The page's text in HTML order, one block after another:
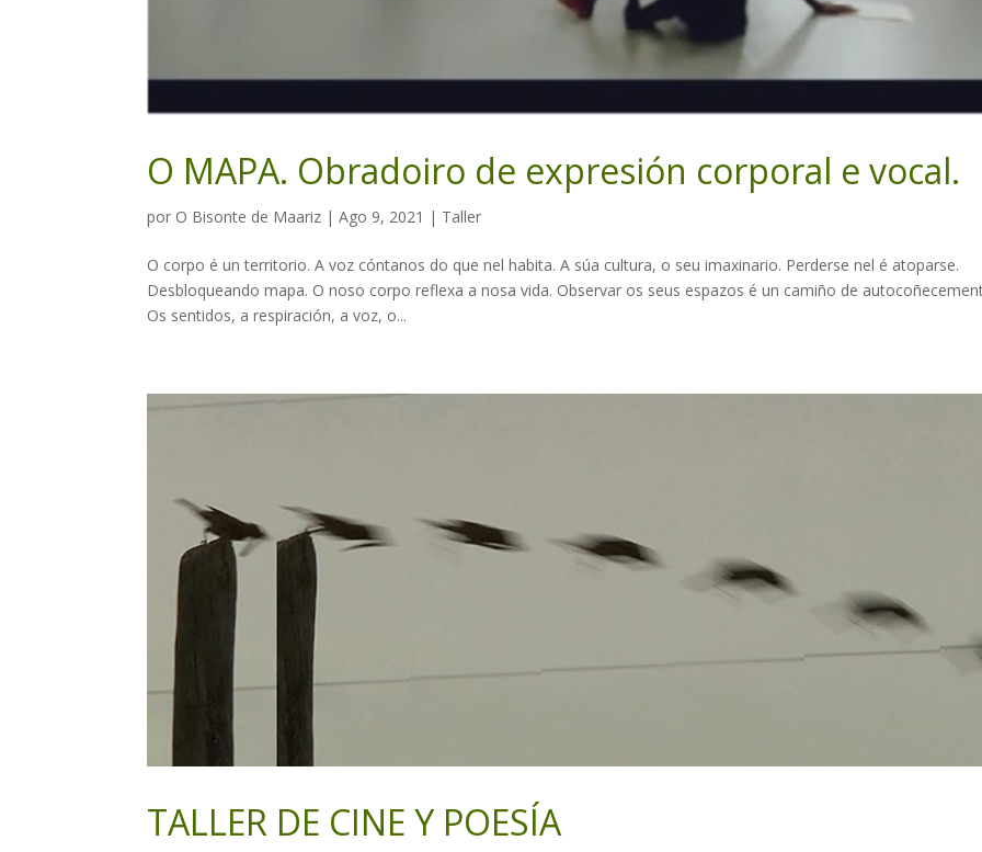
O MAPA. Obradoiro de expresión corporal e vocal.
por O Bisonte de Maariz |Ago 9, 2021 | Taller
O corpo é un territorio. A voz cóntanos do que nel habita. A súa cultura, o seu imaxinario. Perderse nel é atoparse.
Desbloqueando mapa. O noso corpo reflexa a nosa vida. Observar os seus espazos é un camiño de
Os sentidos, a respiración, a voz, o...
TALLER DE CINE Y POESÍA